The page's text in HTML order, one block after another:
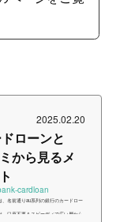
2025.02.20
ローンと
から見るメ
cardloan
名前通りau系列の銀行のカードロー
口座不要＆スピーディで広い層から